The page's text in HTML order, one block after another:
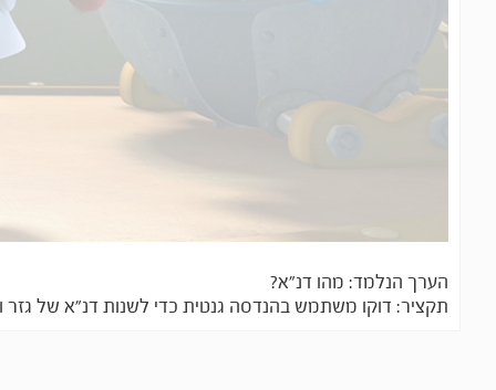
הערך הנלמד: מהו דנ"א?
תקציר: דוקו משתמש בהנדסה גנטית כדי לשנות דנ"א של גזר